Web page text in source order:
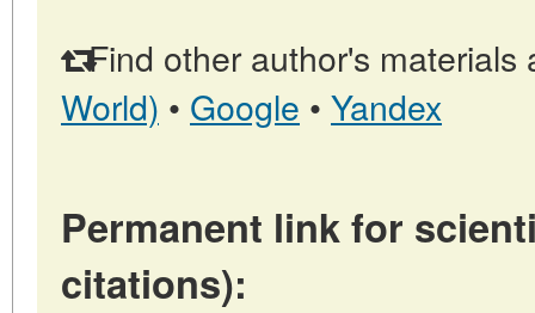
Find other author's materials
World) • Google • Yandex
Permanent link for
citations):